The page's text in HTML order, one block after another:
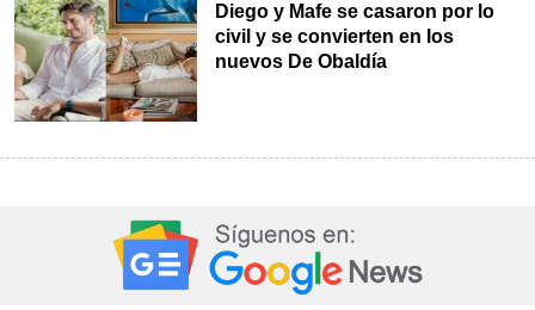
Diego y Mafe se casaron por lo
civil y se convierten en los
nuevos De Obaldía